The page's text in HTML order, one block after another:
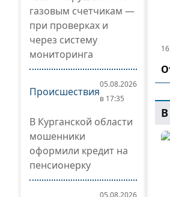
газовым счетчикам —
при проверках и
через систему
мониторинга
Происшествия
05.08.2026
в 17:35
В Курганской области
мошенники
оформили кредит на
пенсионерку
05.08.2026